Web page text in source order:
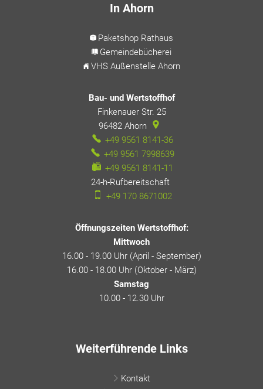
In Ahorn
Paketshop Rathaus
Gemeindebücherei
VHS Außenstelle Ahorn
Bau- und Wertstoffhof
Finkenauer Str. 25
96482 Ahorn
+49 9561 8141-36
+49 9561 7998639
+49 9561 8141-11
24-h-Rufbereitschaft
+49 170 8671002
Öffnungszeiten Wertstoffhof:
Mittwoch
16.00 - 19.00 Uhr (April - September)
16.00 - 18.00 Uhr (Oktober - März)
Samstag
10.00 - 12.30 Uhr
Weiterführende Links
Kontakt